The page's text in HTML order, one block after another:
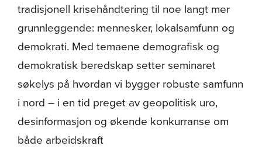
tradisjonell krisehåndtering til noe langt mer
grunnleggende: mennesker, lokalsamfunn og
demokrati. Med temaene demografisk og
demokratisk beredskap setter seminaret
søkelys på hvordan vi bygger robuste samfunn
i nord – i en tid preget av geopolitisk uro,
desinformasjon og økende konkurranse om
både arbeidskraft